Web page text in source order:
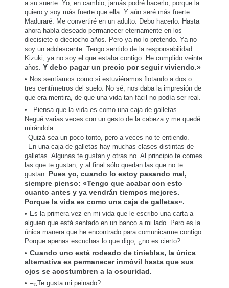
a su suerte. Yo, en cambio, jamás podré hacerlo, porque la
quiero y soy más fuerte que ella. Y aún seré más fuerte.
Maduraré. Me convertiré en un adulto. Debo hacerlo. Hasta
ahora había deseado permanecer eternamente en los
diecisiete o dieciocho años. Pero ya no lo pretendo. Ya no
soy un adolescente. Tengo sentido de la responsabilidad.
Kizuki, ya no soy el que estaba contigo. He cumplido veinte
años.Y debo pagar un precio por seguir viviendo.»
Nos sentíamos como si estuviéramos flotando a dos o
tres centímetros del suelo. No sé, nos daba la impresión de
que era mentira, de que una vida tan fácil no podía ser real.
–Piensa que la vida es como una caja de galletas.
Negué varias veces con un gesto de la cabeza y me quedé
mirándola.
–Quizá sea un poco tonto, pero a veces no te entiendo.
–En una caja de galletas hay muchas clases distintas de
galletas. Algunas te gustan y otras no. Al principio te comes
las que te gustan, y al final sólo quedan las que no te
gustan. Pues yo, cuando lo estoy pasando mal,
siempre pienso: «Tengo que acabar con esto
cuanto antes y ya vendrán tiempos mejores.
Porque la vida es como una caja de galletas».
Es la primera vez en mi vida que le escribo una carta a
alguien que está sentado en un banco a mi lado. Pero es la
única manera que he encontrado para comunicarme contigo.
Porque apenas escuchas lo que digo, ¿no es cierto?
Cuando uno está rodeado de tinieblas, la única
alternativa es permanecer inmóvil hasta que sus
ojos se acostumbren a la oscuridad.
–¿Te gusta mi peinado?